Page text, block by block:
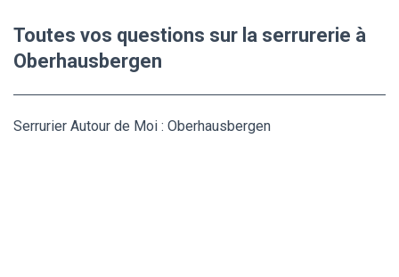
Toutes vos questions sur la serrurerie à
Oberhausbergen
Serrurier Autour de Moi : Oberhausbergen